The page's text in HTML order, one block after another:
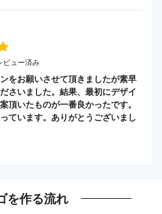
ビュー済み
をお願いさせて頂きましたが素早
さいました。結果、最初にデザイ
頂いたものが一番良かったです。
ています。ありがとうございまし
を作る流れ